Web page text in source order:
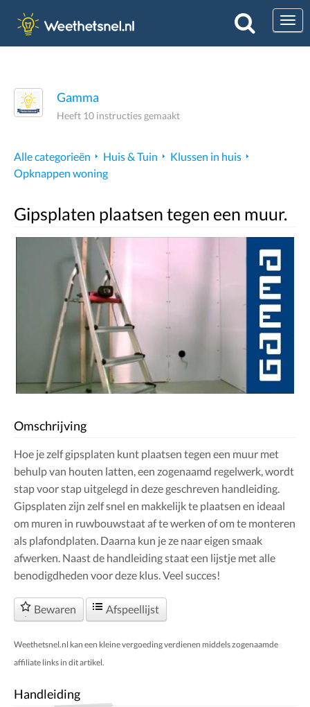
Gamma
Heeft 10 instructies gemaakt
Alle categorieën Huis & Tuin
Klussen in huis
Opknappen woning
Gipsplaten plaatsen tegen een muur.
Omschrijving
Hoe je zelf gipsplaten kunt plaatsen tegen een muur met
behulp van houten latten, een zogenaamd regelwerk, wordt
stap voor stap uitgelegd in deze geschreven handleiding.
Gipsplaten zijn zelf snel en makkelijk te plaatsen en ideaal
om muren in ruwbouwstaat af te werken of om te monteren
als plafondplaten. Daarna kun je ze naar eigen smaak
afwerken. Naast de handleiding staat een lijstje met alle
benodigdheden voor deze klus. Veel succes!
Bewaren Afspeellijst
Weethetsnel.nl kan een kleine vergoeding verdienen middels zogenaamde
affiliate links in dit artikel.
Handleiding